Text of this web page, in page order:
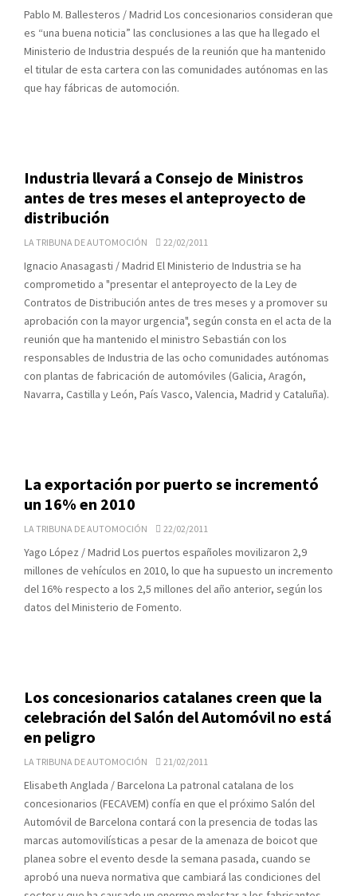
Pablo M. Ballesteros / Madrid Los concesionarios consideran que
es “una buena noticia” las conclusiones a las que ha llegado el
Ministerio de Industria después de la reunión que ha mantenido
el titular de esta cartera con las comunidades autónomas en las
que hay fábricas de automoción.
Industria llevará a Consejo de Ministros
antes de tres meses el anteproyecto de
distribución
LA TRIBUNA DE AUTOMOCIÓN 22/02/2011
Ignacio Anasagasti / Madrid El Ministerio de Industria se ha
comprometido a "presentar el anteproyecto de la Ley de
Contratos de Distribución antes de tres meses y a promover su
aprobación con la mayor urgencia", según consta en el acta de la
reunión que ha mantenido el ministro Sebastián con los
responsables de Industria de las ocho comunidades autónomas
con plantas de fabricación de automóviles (Galicia, Aragón,
Navarra, Castilla y León, País Vasco, Valencia, Madrid y Cataluña).
La exportación por puerto se incrementó
un 16% en 2010
LA TRIBUNA DE AUTOMOCIÓN 22/02/2011
Yago López / Madrid Los puertos españoles movilizaron 2,9
millones de vehículos en 2010, lo que ha supuesto un incremento
del 16% respecto a los 2,5 millones del año anterior, según los
datos del Ministerio de Fomento.
Los concesionarios catalanes creen que la
celebración del Salón del Automóvil no está
en peligro
LA TRIBUNA DE AUTOMOCIÓN 21/02/2011
Elisabeth Anglada / Barcelona La patronal catalana de los
concesionarios (FECAVEM) confía en que el próximo Salón del
Automóvil de Barcelona contará con la presencia de todas las
marcas automovilísticas a pesar de la amenaza de boicot que
planea sobre el evento desde la semana pasada, cuando se
aprobó una nueva normativa que cambiará las condiciones del